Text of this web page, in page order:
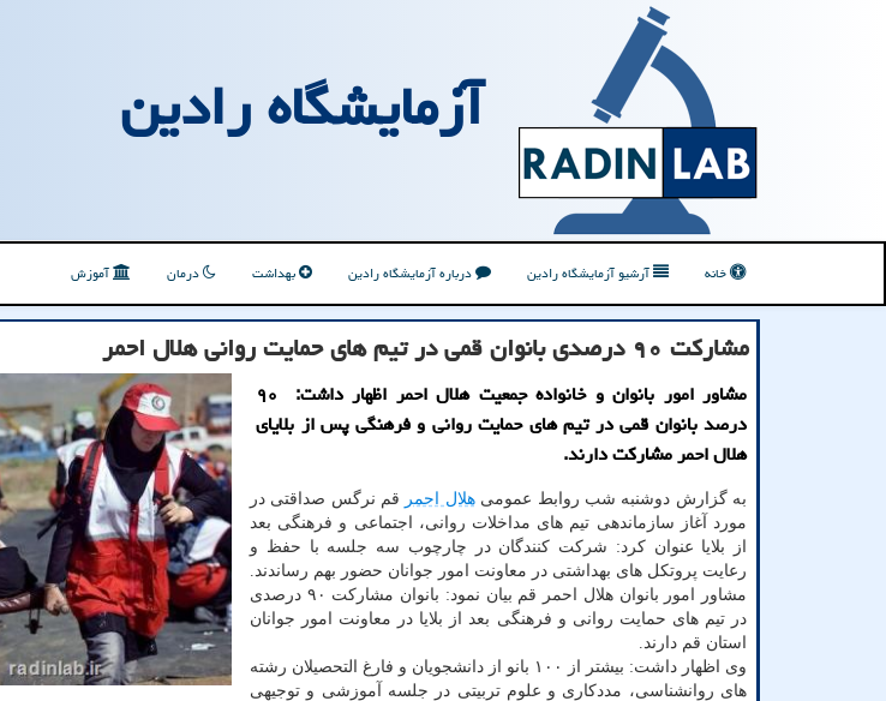
آزمایشگاه رادین
خانه آرشیو آزمایشگاه رادین درباره آزمایشگاه رادین بهداشت درمان آموزش
مشاركت ۹۰ درصدی بانوان قمی در تیم های حمایت روانی هلال احمر
مشاور امور بانوان و خانواده جمعیت هلال احمر اظهار داشت: ۹۰
درصد بانوان قمی در تیم های حمایت روانی و فرهنگی پس از بلایای
هلال احمر مشارکت دارند.
به گزارش دوشنبه شب روابط عمومیهلال احمر قم نرگس صداقتی در
مورد آغاز سازماندهی تیم های مداخلات روانی، اجتماعی و فرهنگی بعد
از بلایا عنوان کرد: شرکت کنندگان در چارچوب سه جلسه با حفظ و
رعایت پروتکل های بهداشتی در معاونت امور جوانان حضور بهم رساندند.
مشاور امور بانوان هلال احمر قم بیان نمود: بانوان مشارکت ۹۰ درصدی
در تیم های حمایت روانی و فرهنگی بعد از بلایا در معاونت امور جوانان
استان قم دارند.
وی اظهار داشت: بیشتر از ۱۰۰ بانو از دانشجویان و فارغ التحصیلان رشته
های روانشناسی، مددکاری و علوم تربیتی در جلسه آموزشی و توجیهی